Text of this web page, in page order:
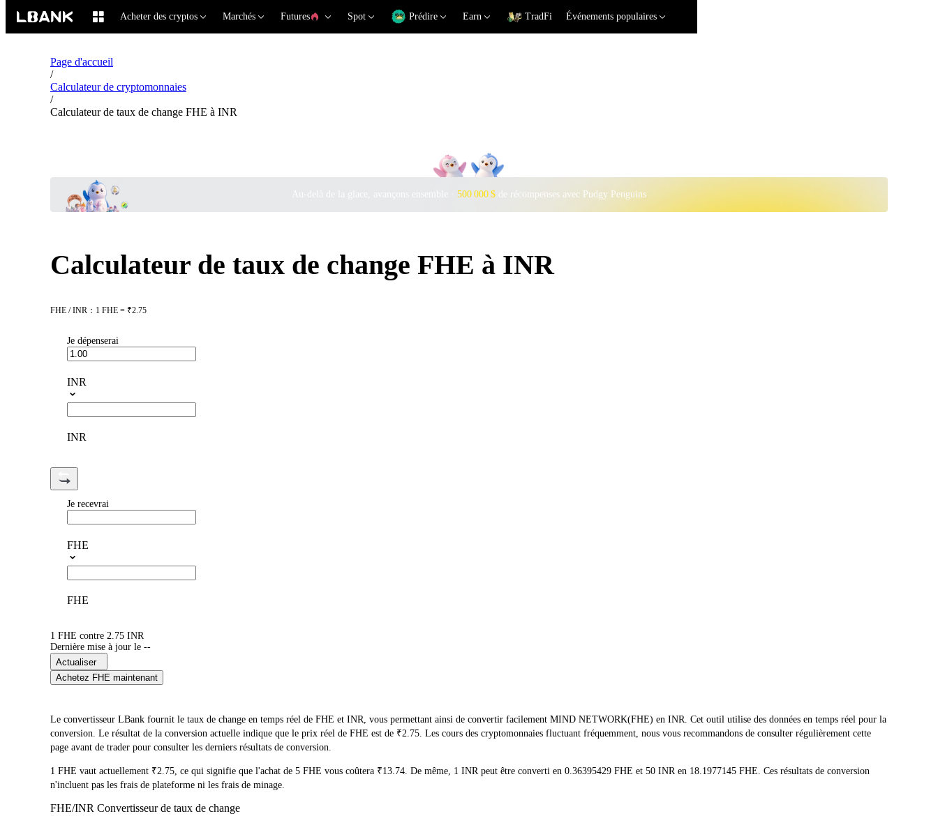
Acheter des cryptos Marchés Futures Spot Prédire Earn TradFi Événements populaires
Page d'accueil
/
Calculateur de cryptomonnaies
/
Calculateur de taux de change FHE à INR
Au-delà de la glace, avançons ensemble · 500 000 $ de récompenses avec Pudgy Penguins
Calculateur de taux de change FHE à INR
FHE / INR：1 FHE = ₹2.75
Je dépenserai
INR
INR
Je recevrai
FHE
FHE
1 FHE contre 2.75 INR
Dernière mise à jour le --
Actualiser
Achetez FHE maintenant
Le convertisseur LBank fournit le taux de change en temps réel de FHE et INR, vous permettant ainsi de convertir facilement MIND NETWORK(FHE) en INR. Cet outil utilise des données en temps réel pour la
conversion. Le résultat de la conversion actuelle indique que le prix réel de FHE est de ₹2.75. Les cours des cryptomonnaies fluctuant fréquemment, nous vous recommandons de consulter régulièrement cette
page avant de trader pour consulter les derniers résultats de conversion.
1 FHE vaut actuellement ₹2.75, ce qui signifie que l'achat de 5 FHE vous coûtera ₹13.74. De même, 1 INR peut être converti en 0.36395429 FHE et 50 INR en 18.1977145 FHE. Ces résultats de conversion
n'incluent pas les frais de plateforme ni les frais de minage.
FHE/INR Convertisseur de taux de change